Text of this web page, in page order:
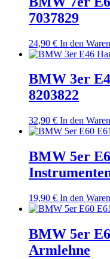
7037829
24,90 € In den
BMW 3er
8203822
32,90 € In den
BMW 5er
19,90 € In den
BMW 5er
Armlehne